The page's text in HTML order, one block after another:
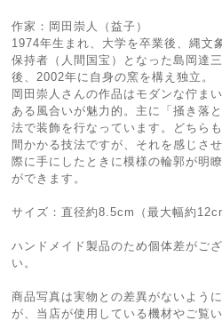
作家：岡田崇人（益子）
1974年生まれ、大学を卒業後、縄文
保持者（人間国宝）となった島岡達
後、2002年に自身の窯を構え独立。
岡田崇人さんの作品はモダンな佇ま
ある風合いが魅力的。主に「掻き落
法で装飾を行なっています。どちら
間かかる技法ですが、それを感じさ
際に手にしたときに模様の輪郭が明
ができます。
サイズ：直径約8.5cm（最大幅約
ハンドメイド製品のため個体差がご
い。
商品写真は実物との差異がないよう
が、当店が使用している機材やご覧